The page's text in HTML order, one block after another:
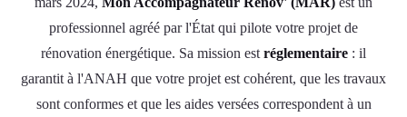
professionnel agréé par l'État qui pilote votre projet de
rénovation énergétique. Sa mission est réglementaire : il
garantit à l'ANAH que votre projet est cohérent, que les travaux
sont conformes et que les aides versées correspondent à un